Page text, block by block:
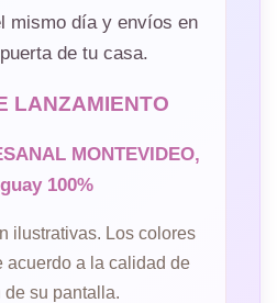
mismo día y envíos en
de tu casa.
LANZAMIENTO
MONTEVIDEO,
100%
ilustrativas. Los colores
acuerdo a la calidad de
de su pantalla.